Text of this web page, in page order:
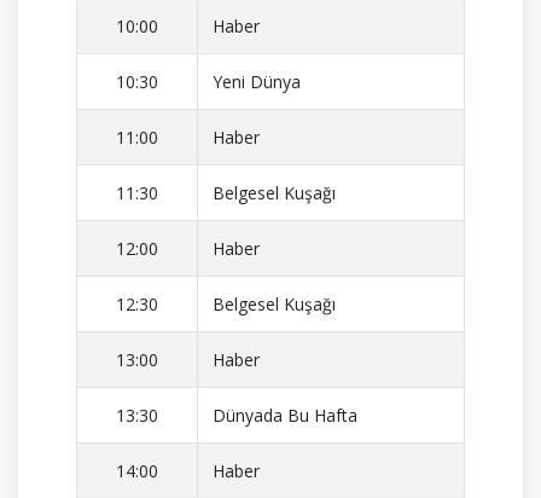
10:00 Haber
10:30 Yeni Dünya
11:00 Haber
11:30 Belgesel Kuşağı
12:00 Haber
12:30 Belgesel Kuşağı
13:00 Haber
13:30 Dünyada Bu Hafta
14:00 Haber